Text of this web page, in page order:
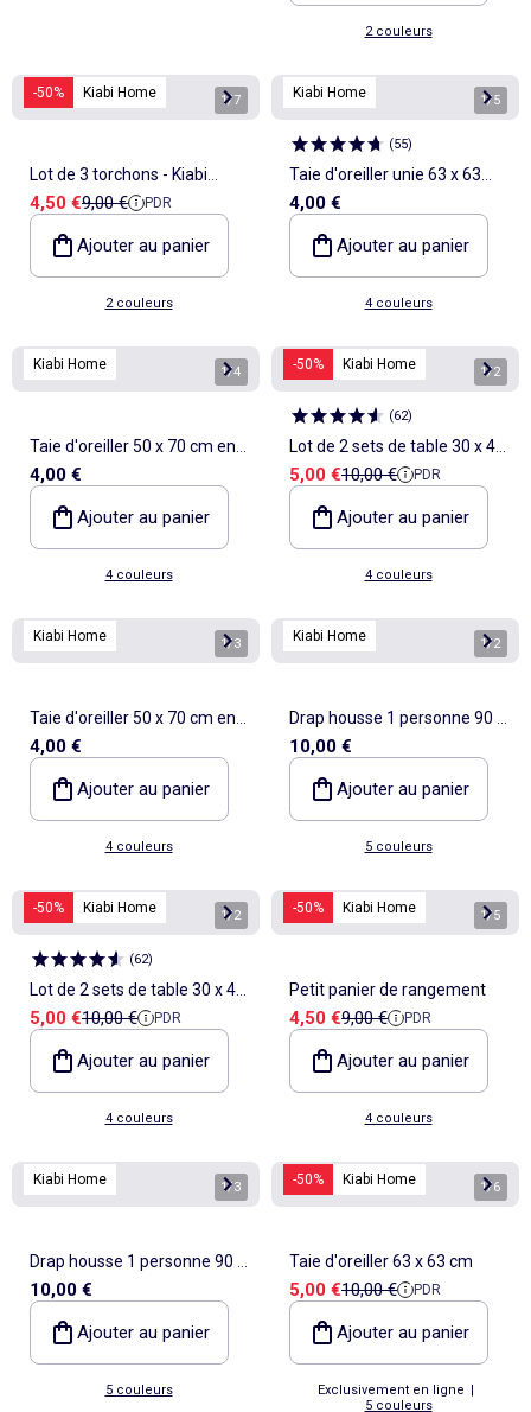
2 couleurs
-50% Kiabi Home 1/7
Lot de 3 torchons - Kiabi
Home
Prix de vente
4,50 €Prix de référence
9,00 € PDR
Ajouter au panier
2 couleurs
Kiabi Home 1/5
(55)
Taie d'oreiller unie 63 x 63
cm en coton
4,00 €
Ajouter au panier
4 couleurs
Kiabi Home 1/4
Taie d'oreiller 50 x 70 cm en
coton
4,00 €
Ajouter au panier
4 couleurs
-50% Kiabi Home 1/2
(62)
Lot de 2 sets de table 30 x 45
cm - Kiabi Home
Prix de vente
5,00 €Prix de référence
10,00 € PDR
Ajouter au panier
4 couleurs
Kiabi Home 1/3
Taie d'oreiller 50 x 70 cm en
coton
4,00 €
Ajouter au panier
4 couleurs
Kiabi Home 1/2
Drap housse 1 personne 90 x
190 en coton
10,00 €
Ajouter au panier
5 couleurs
-50% Kiabi Home 1/2
(62)
Lot de 2 sets de table 30 x 45
cm - Kiabi Home
Prix de vente
5,00 €Prix de référence
10,00 € PDR
Ajouter au panier
4 couleurs
-50% Kiabi Home 1/5
Petit panier de rangement
Prix de vente
4,50 €Prix de référence
9,00 € PDR
Ajouter au panier
4 couleurs
Kiabi Home 1/3
Drap housse 1 personne 90 x
190 en coton
10,00 €
Ajouter au panier
5 couleurs
-50% Kiabi Home 1/6
Taie d'oreiller 63 x 63 cm
Prix de vente
5,00 €Prix de référence
10,00 € PDR
Ajouter au panier
Exclusivement en ligne |
5 couleurs